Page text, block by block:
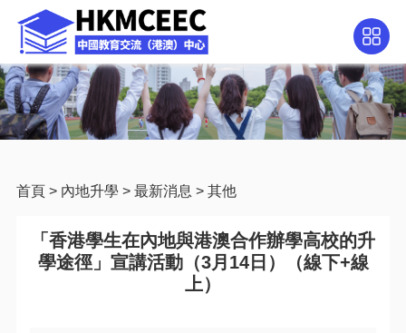
首頁> 內地升學 > 最新消息 > 其他
「香港學生在內地與港澳合作辦學高校的升
學途徑」宣講活動（3月14日）（線下+線
上）